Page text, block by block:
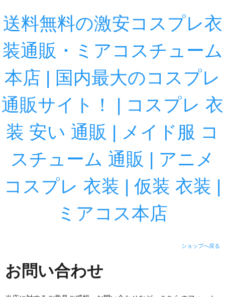
送料無料の激安コスプレ衣
装通販・ミアコスチューム
本店 | 国内最大のコスプレ
通販サイト！ | コスプレ 衣
装 安い 通販 | メイド服 コ
スチューム 通販 | アニメ
コスプレ 衣装 | 仮装 衣装 |
ミアコス本店
ショップへ戻る
お問い合わせ